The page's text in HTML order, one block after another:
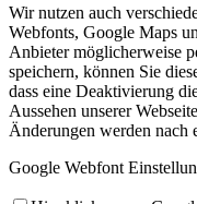
Wir nutzen auch
Webfonts, Google Maps
Anbieter möglicherweise
speichern, können Sie
dass eine Deaktivierung
Aussehen unserer
Änderungen werden nach
Google Webfont